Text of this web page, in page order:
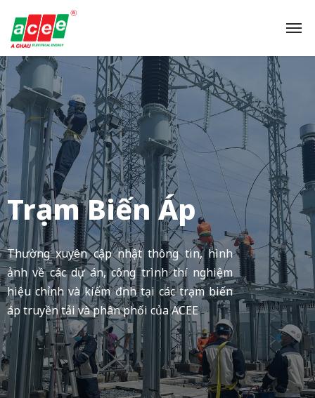
Trạm Biến Áp
Thường xuyên cập nhật thông tin, hình
ảnh về các dự án, công trình thí nghiệm
hiệu chỉnh và kiểm định tại các trạm biến
áp truyền tải và phân phối của ACEE